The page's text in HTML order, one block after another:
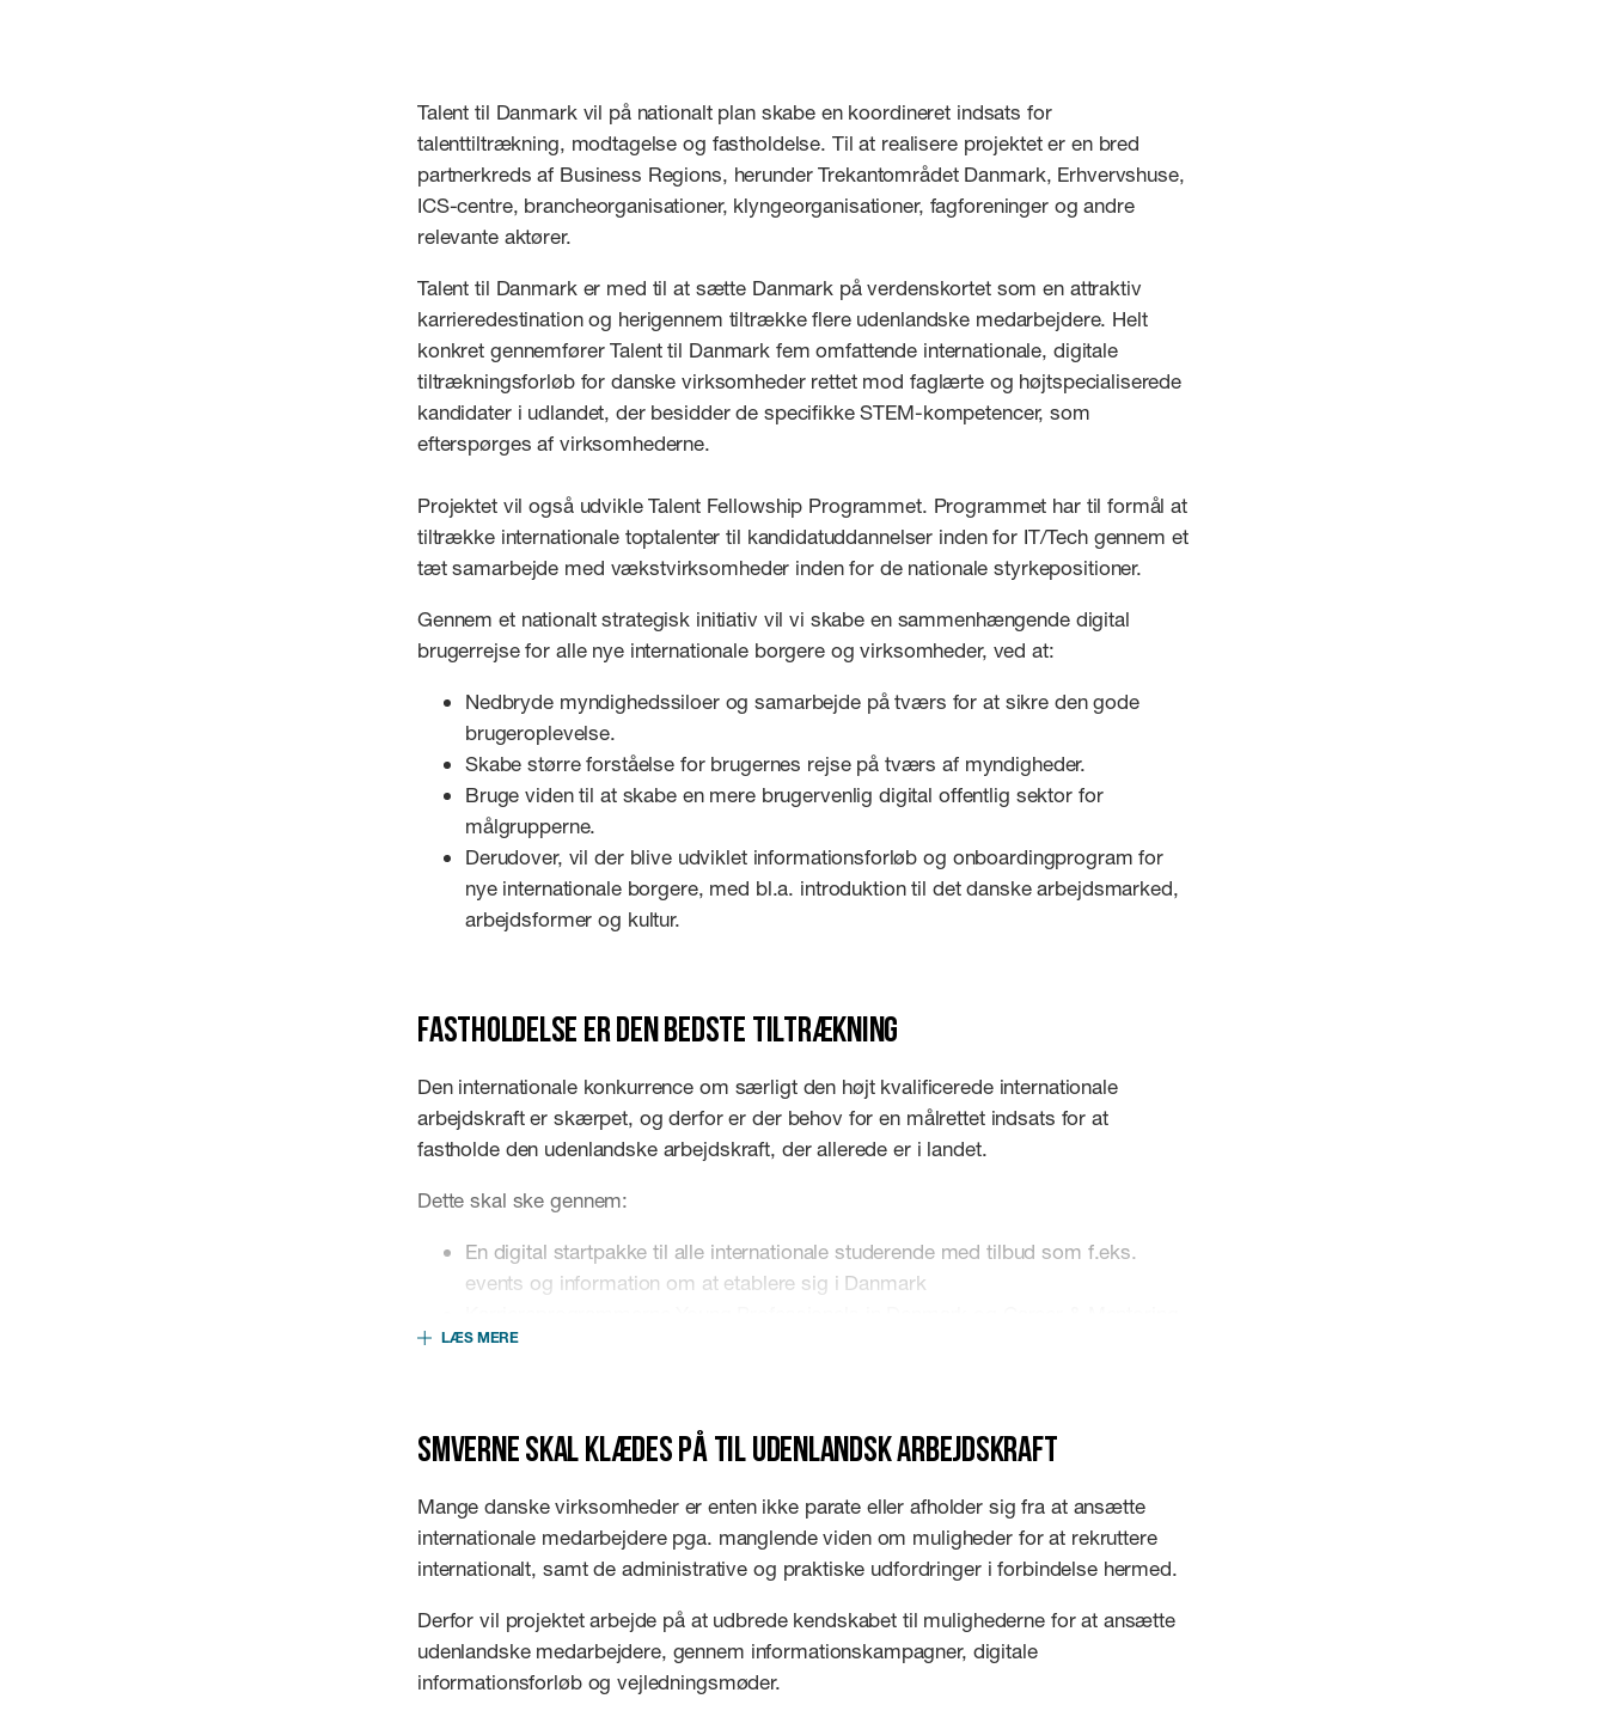
Talent til Danmark vil på nationalt plan skabe en koordineret indsats for
talenttiltrækning, modtagelse og fastholdelse. Til at realisere projektet er en bred
partnerkreds af Business Regions, herunder Trekantområdet Danmark, Erhvervshuse,
ICS-centre, brancheorganisationer, klyngeorganisationer, fagforeninger og andre
relevante aktører.
Talent til Danmark er med til at sætte Danmark på verdenskortet som en attraktiv
karrieredestination og herigennem tiltrække flere udenlandske medarbejdere. Helt
konkret gennemfører Talent til Danmark fem omfattende internationale, digitale
tiltrækningsforløb for danske virksomheder rettet mod faglærte og højtspecialiserede
kandidater i udlandet, der besidder de specifikke STEM-kompetencer, som
efterspørges af virksomhederne.
Projektet vil også udvikle Talent Fellowship Programmet. Programmet har til formål at
tiltrække internationale toptalenter til kandidatuddannelser inden for IT/Tech gennem et
tæt samarbejde med vækstvirksomheder inden for de nationale styrkepositioner.
Gennem et nationalt strategisk initiativ vil vi skabe en sammenhængende digital
brugerrejse for alle nye internationale borgere og virksomheder, ved at:
Nedbryde myndighedssiloer og samarbejde på tværs for at sikre den gode
brugeroplevelse.
Skabe større forståelse for brugernes rejse på tværs af myndigheder.
Bruge viden til at skabe en mere brugervenlig digital offentlig sektor for
målgrupperne.
Derudover, vil der blive udviklet informationsforløb og onboardingprogram for
nye internationale borgere, med bl.a. introduktion til det danske arbejdsmarked,
arbejdsformer og kultur.
Fastholdelse er den bedste tiltrækning
Den internationale konkurrence om særligt den højt kvalificerede internationale
arbejdskraft er skærpet, og derfor er der behov for en målrettet indsats for at
fastholde den udenlandske arbejdskraft, der allerede er i landet.
Dette skal ske gennem:
En digital startpakke til alle internationale studerende med tilbud som f.eks.
events og information om at etablere sig i Danmark
Program Denmark
LÆS MERE
SMVerne skal klædes på til udenlandsk arbejdskraft
Mange danske virksomheder er enten ikke parate eller afholder sig fra at ansætte
internationale medarbejdere pga. manglende viden om muligheder for at rekruttere
internationalt, samt de administrative og praktiske udfordringer i forbindelse hermed.
Derfor vil projektet arbejde på at udbrede kendskabet til mulighederne for at ansætte
udenlandske medarbejdere, gennem informationskampagner, digitale
informationsforløb og vejledningsmøder.